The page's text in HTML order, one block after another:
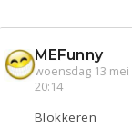
MEFunny
woensdag 13 mei
20:14
Blokkeren